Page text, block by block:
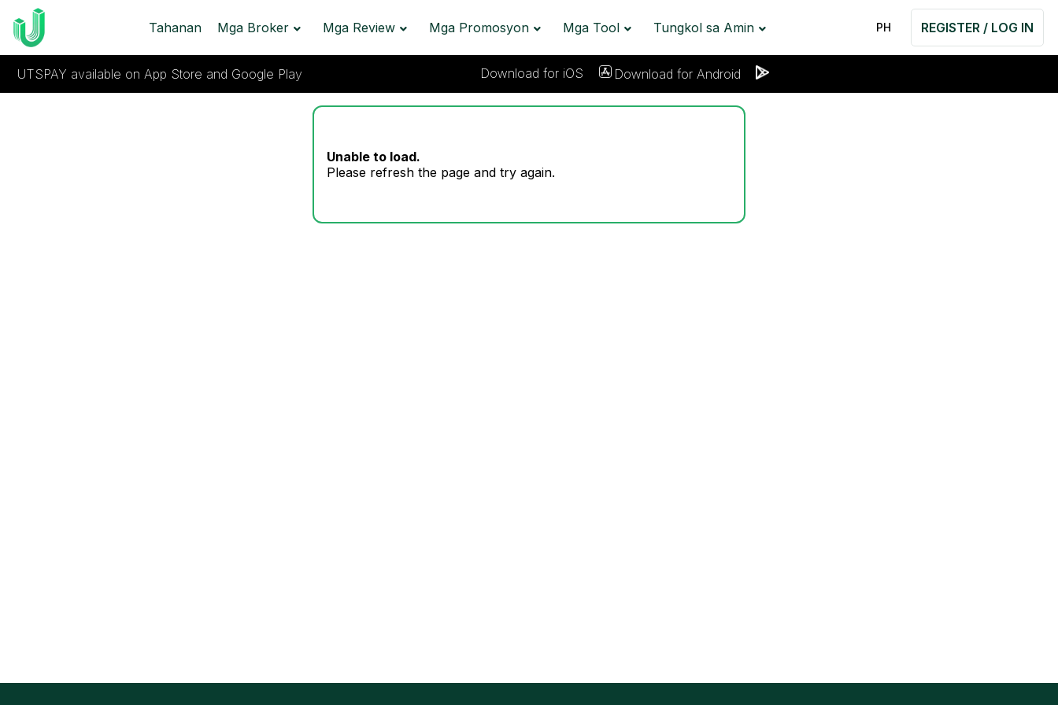
Tahanan Mga Broker Mga Review Mga Promosyon Mga Tool Tungkol sa Amin PH REGISTER / LOG IN
UTSPAY available on App Store and Google Play Download for iOS Download for Android
Unable to load.
Please refresh the page and try again.